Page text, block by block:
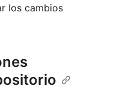
los cambios